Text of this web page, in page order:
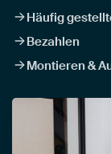
Häufig
Bezahlen
Montieren &